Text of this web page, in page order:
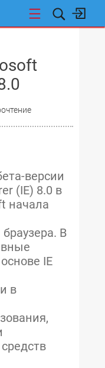
версии
(IE) 8.0 в
начала
В
IE
в